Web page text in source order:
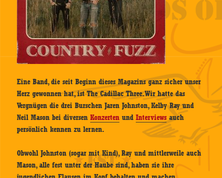
Eine Band, die seit Beginn dieses Magazins ganz sicher unser
Herz gewonnen hat, ist The Cadillac Three. Wir hatte das
Vergnügen die drei Burschen Jaren Johnston, Kelby Ray und
Neil Mason bei diversenKonzerten undInterviews auch
persönlich kennen zu lernen.
Obwohl Johnston (sogar mit Kind), Ray und mittlerweile auch
Mason, alle fest unter der Haube sind, haben sie ihre